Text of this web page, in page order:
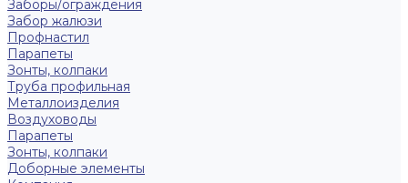
Заборы/ограждения
Забор жалюзи
Профнастил
Парапеты
Зонты, колпаки
Труба профильная
Металлоизделия
Воздуховоды
Парапеты
Зонты, колпаки
Доборные элементы